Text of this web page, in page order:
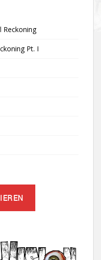
Reckoning
Pt. I